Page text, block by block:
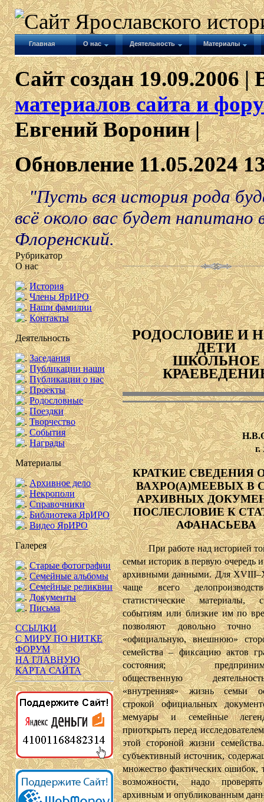
Главная О нас Деятельность Материалы
Сайт создан 19.09.2006 |
материалов сайта и
Евгений Воронин |
Обновление 11.05.2024
"Пусть вся история рода
всё около вас будет
Флоренский.
Рубрикатор
О нас
История
Члены ЯрИРО
Наши фамилии
Контакты
Деятельность
Заседания
Публикации наши
Публикации о нас
Проекты
Родословные
Поездки
Творчество
События
Награды
Материалы
Архивное дело
Некрополи
Справочники
Библиотека ЯрИРО
Видео ЯрИРО
Галерея
Старые фотографии
Семейные альбомы
Семейные реликвии
Документы
Письма
ССЫЛКИ
С МИРУ ПО НИТКЕ
ФОРУМ
НА ГЛАВНУЮ
КАРТА САЙТА
РОДОСЛОВИЕ И
ДЕТИ
ШКОЛЬНОЕ
КРАТКИЕ СВЕДЕНИЯ
ВАХРО(А)МЕЕВЫХ В
АРХИВНЫХ
ПОСЛЕСЛОВИЕ К
АФАНАСЬЕВА
При работе над историей
семьи историк в первую очередь
архивными данными. Для
чаще всего
статистические материалы,
событиям или близкие им по
позволяют довольно точно
«официальную, внешнюю»
семейства – фиксацию актов
состояния;
общественную
«внутренняя» жизнь семьи
строкой официальных
мемуары и семейные
приоткрыть перед
этой стороной жизни
субъективный источник,
множество фактических ошибок,
возможности, надо
архивным и опубликованным